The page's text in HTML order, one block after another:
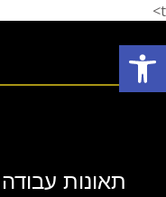
t>
תאונות
פתח סרגל